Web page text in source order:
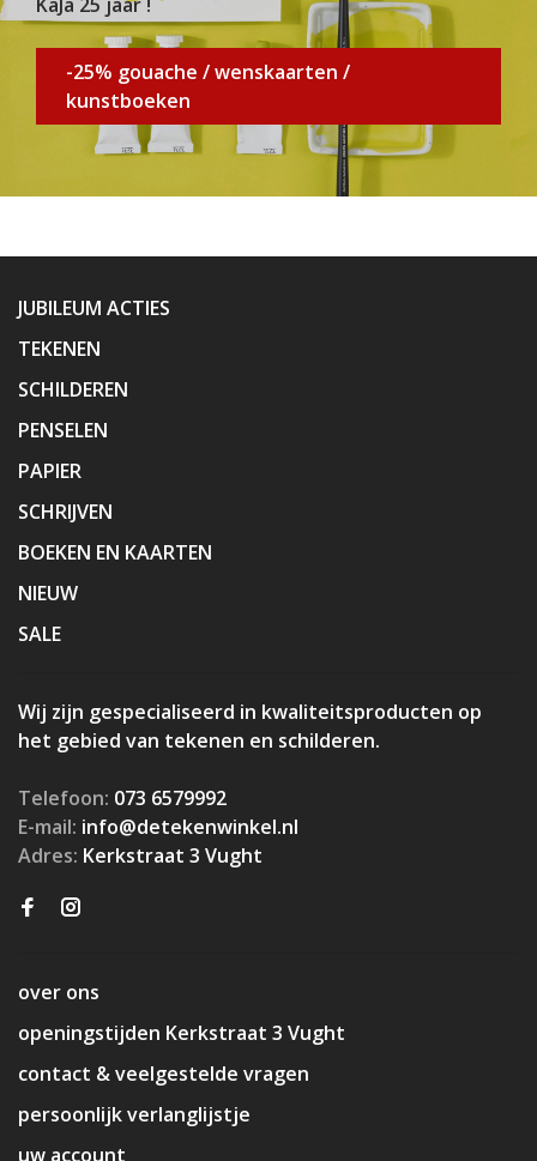
-25% gouache / wenskaarten /
kunstboeken
JUBILEUM ACTIES
TEKENEN
SCHILDEREN
PENSELEN
PAPIER
SCHRIJVEN
BOEKEN EN KAARTEN
NIEUW
SALE
Wij zijn gespecialiseerd in kwaliteitsproducten op
het gebied van tekenen en schilderen.
Telefoon: 073 6579992
E-mail: info@detekenwinkel.nl
Adres: Kerkstraat 3 Vught
over ons
openingstijden Kerkstraat 3 Vught
contact & veelgestelde vragen
persoonlijk verlanglijstje
uw account